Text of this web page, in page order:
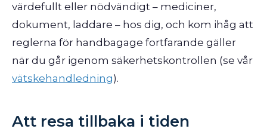
värdefullt eller nödvändigt – mediciner,
dokument, laddare – hos dig, och kom ihåg att
reglerna för handbagage fortfarande gäller
när du går igenom säkerhetskontrollen (se vår
vätskehandledning).
Att resa tillbaka i tiden